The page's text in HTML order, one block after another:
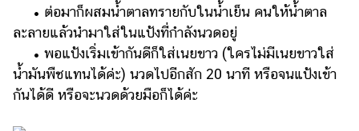
• ต่อมาก็ผสมน้ำตาลทรายกับในน้ำเย็น คนให้น้ำตาล
ละลายแล้วนำมาใส่ในแป้งที่กำลังนวดอยู่
• พอแป้งเริ่มเข้ากันดีก็ใส่เนยขาว (ใครไม่มีเนยขาวใส่
น้ำมันพืชแทนได้ค่ะ) นวดไปอีกสัก 20 นาที หรือจนแป้งเข้า
กันได้ดี หรือจะนวดด้วยมือก็ได้ค่ะ